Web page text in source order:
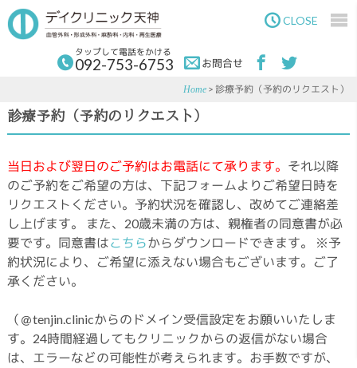
to
main
content
to
primary
sidebar
タップして電話をかける
092-753-6753 お問合せ
CLOSE
Home > 診療予約（予約のリクエスト）
診療予約（予約のリクエスト）
当日および翌日のご予約はお電話にて承ります。 それ以降
のご予約をご希望の方は、下記フォームよりご希望日時を
リクエストください。予約状況を確認し、改めてご連絡差
し上げます。 また、20歳未満の方は、親権者の同意書が必
要です。同意書はこちらからダウンロードできます。 ※予
約状況により、ご希望に添えない場合もございます。ご了
承ください。
（＠tenjin.clinicからのドメイン受信設定をお願いいたしま
す。24時間経過してもクリニックからの返信がない場合
は、エラーなどの可能性が考えられます。お手数ですが、